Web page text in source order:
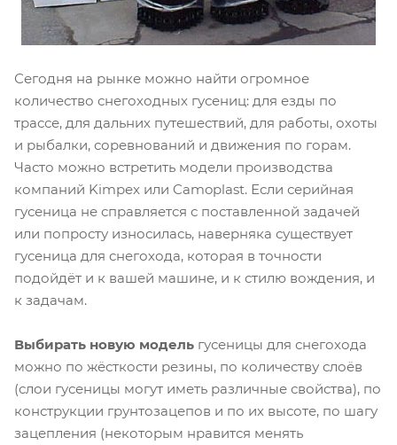
Сегодня на рынке можно найти огромное
количество снегоходных гусениц: для езды по
трассе, для дальних путешествий, для работы, охоты
и рыбалки, соревнований и движения по горам.
Часто можно встретить модели производства
компаний Kimpex или Camoplast. Если серийная
гусеница не справляется с поставленной задачей
или попросту износилась, наверняка существует
гусеница для снегохода, которая в точности
подойдёт и к вашей машине, и к стилю вождения, и
к задачам.
Выбирать новую модель гусеницы для снегохода
можно по жёсткости резины, по количеству слоёв
(слои гусеницы могут иметь различные свойства), по
конструкции грунтозацепов и по их высоте, по шагу
зацепления (некоторым нравится менять